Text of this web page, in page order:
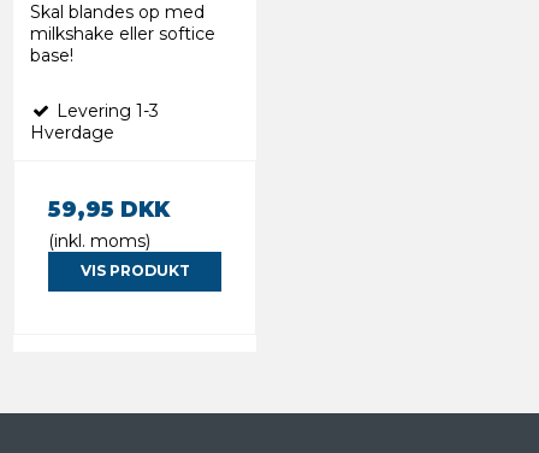
Skal blandes op med
milkshake eller softice
base!
Levering 1-3
Hverdage
59,95 DKK
(inkl. moms)
VIS PRODUKT